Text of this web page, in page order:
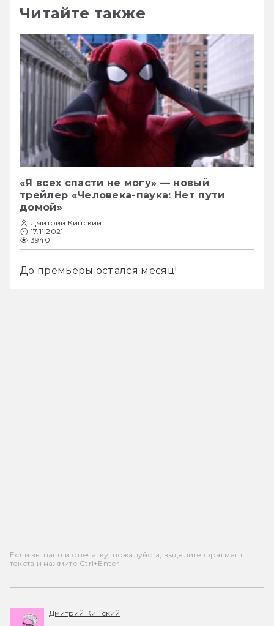
Читайте также
«Я всех спасти не могу» — новый
трейлер «Человека-паука: Нет пути
домой»
Дмитрий Кинский
17.11.2021
3940
До премьеры остался месяц!
Если вы нашли опечатку, пожалуйста, выделите фрагмент
текста и нажмите Ctrl+Enter.
Дмитрий Кинский